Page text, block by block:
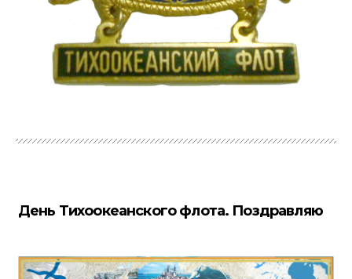
День Тихоокеанского флота. Поздравляю